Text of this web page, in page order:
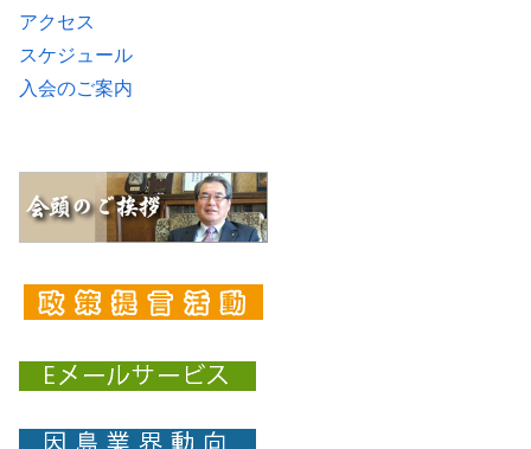
アクセス
スケジュール
入会のご案内